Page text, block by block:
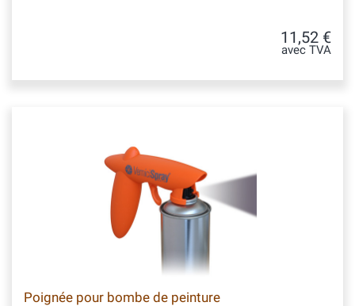
11,52 €
avec TVA
Poignée pour bombe de peinture